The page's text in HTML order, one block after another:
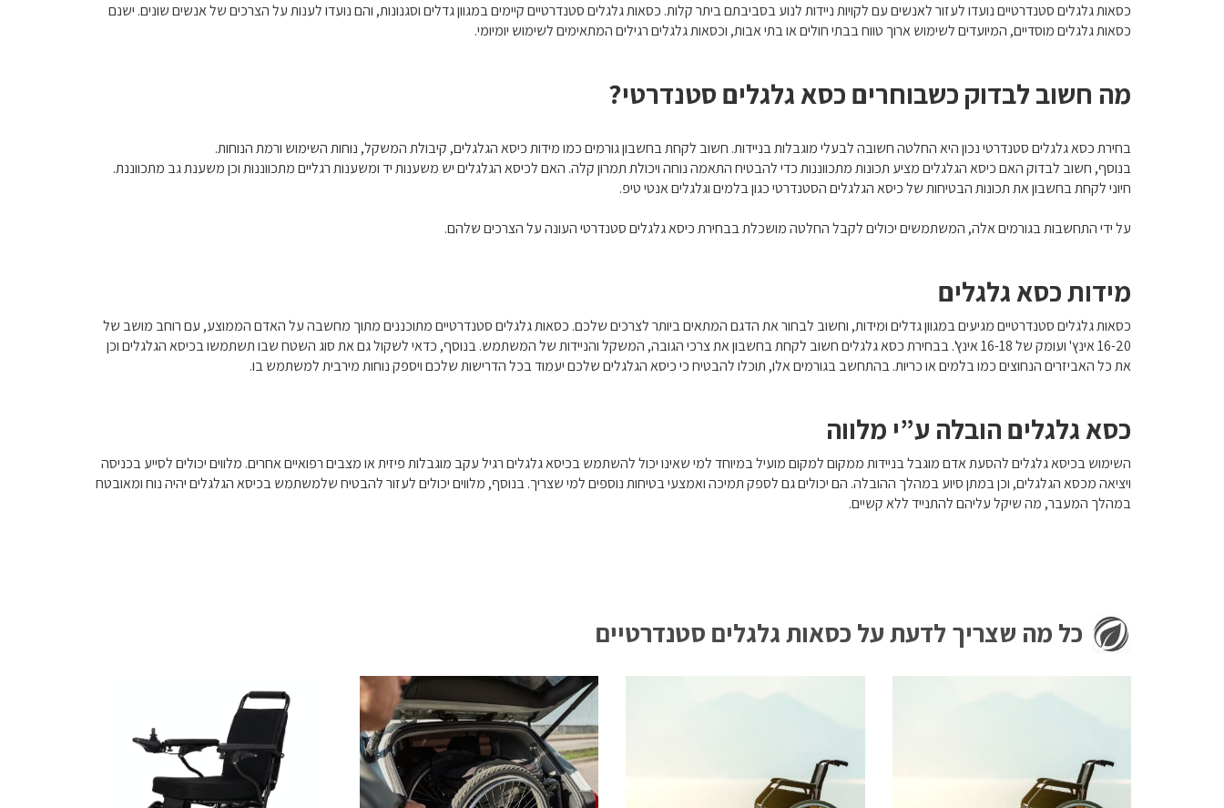
כסאות גלגלים סטנדרטיים נועדו לעזור לאנשים עם לקויות ניידות לנוע בסביבתם ביתר קלות. כסאות גלגלים סטנדרטיים קיימים במגוון גדלים וסגנונות, והם נועדו לענות על הצרכים של אנשים שונים. ישנם
כסאות גלגלים מוסדיים, המיועדים לשימוש ארוך טווח בבתי חולים או בתי אבות, וכסאות גלגלים רגילים המתאימים לשימוש יומיומי.
מה חשוב לבדוק כשבוחרים כסא גלגלים סטנדרטי?
בחירת כסא גלגלים סטנדרטי נכון היא החלטה חשובה לבעלי מוגבלות בניידות. חשוב לקחת בחשבון גורמים כמו מידות כיסא הגלגלים, קיבולת המשקל, נוחות השימוש ורמת הנוחות.
בנוסף, חשוב לבדוק האם כיסא הגלגלים מציע תכונות מתכווננות כדי להבטיח התאמה נוחה ויכולת תמרון קלה. האם לכיסא הגלגלים יש משענות יד ומשענות רגליים מתכווננות וכן משענת גב מתכווננת.
חיוני לקחת בחשבון את תכונות הבטיחות של כיסא הגלגלים הסטנדרטי כגון בלמים וגלגלים אנטי טיפ.
על ידי התחשבות בגורמים אלה, המשתמשים יכולים לקבל החלטה מושכלת בבחירת כיסא גלגלים סטנדרטי העונה על הצרכים שלהם.
מידות כסא גלגלים
כסאות גלגלים סטנדרטיים מגיעים במגוון גדלים ומידות, וחשוב לבחור את הדגם המתאים ביותר לצרכים שלכם. כסאות גלגלים סטנדרטיים מתוכננים מתוך מחשבה על האדם הממוצע, עם רוחב מושב של
16-20 אינץ' ועומק של 16-18 אינץ'. בבחירת כסא גלגלים חשוב לקחת בחשבון את צרכי הגובה, המשקל והניידות של המשתמש. בנוסף, כדאי לשקול גם את סוג השטח שבו תשתמשו בכיסא הגלגלים וכן
את כל האביזרים הנחוצים כמו בלמים או כריות. בהתחשב בגורמים אלו, תוכלו להבטיח כי כיסא הגלגלים שלכם יעמוד בכל הדרישות שלכם ויספק נוחות מירבית למשתמש בו.
כסא גלגלים הובלה ע”י מלווה
השימוש בכיסא גלגלים להסעת אדם מוגבל בניידות ממקום למקום מועיל במיוחד למי שאינו יכול להשתמש בכיסא גלגלים רגיל עקב מוגבלות פיזית או מצבים רפואיים אחרים. מלווים יכולים לסייע בכניסה
ויציאה מכסא הגלגלים, וכן במתן סיוע במהלך ההובלה. הם יכולים גם לספק תמיכה ואמצעי בטיחות נוספים למי שצריך. בנוסף, מלווים יכולים לעזור להבטיח שלמשתמש בכיסא הגלגלים יהיה נוח ומאובטח
במהלך המעבר, מה שיקל עליהם להתנייד ללא קשיים.
כל מה שצריך לדעת על כסאות גלגלים סטנדרטיים